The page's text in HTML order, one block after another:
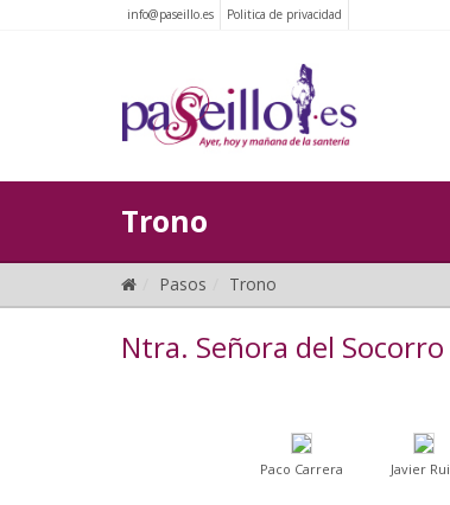
info@paseillo.es Politica de privacidad
Trono
Pasos Trono
Ntra. Señora del
Paco Carrera Javier